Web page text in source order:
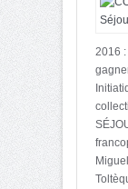
2016